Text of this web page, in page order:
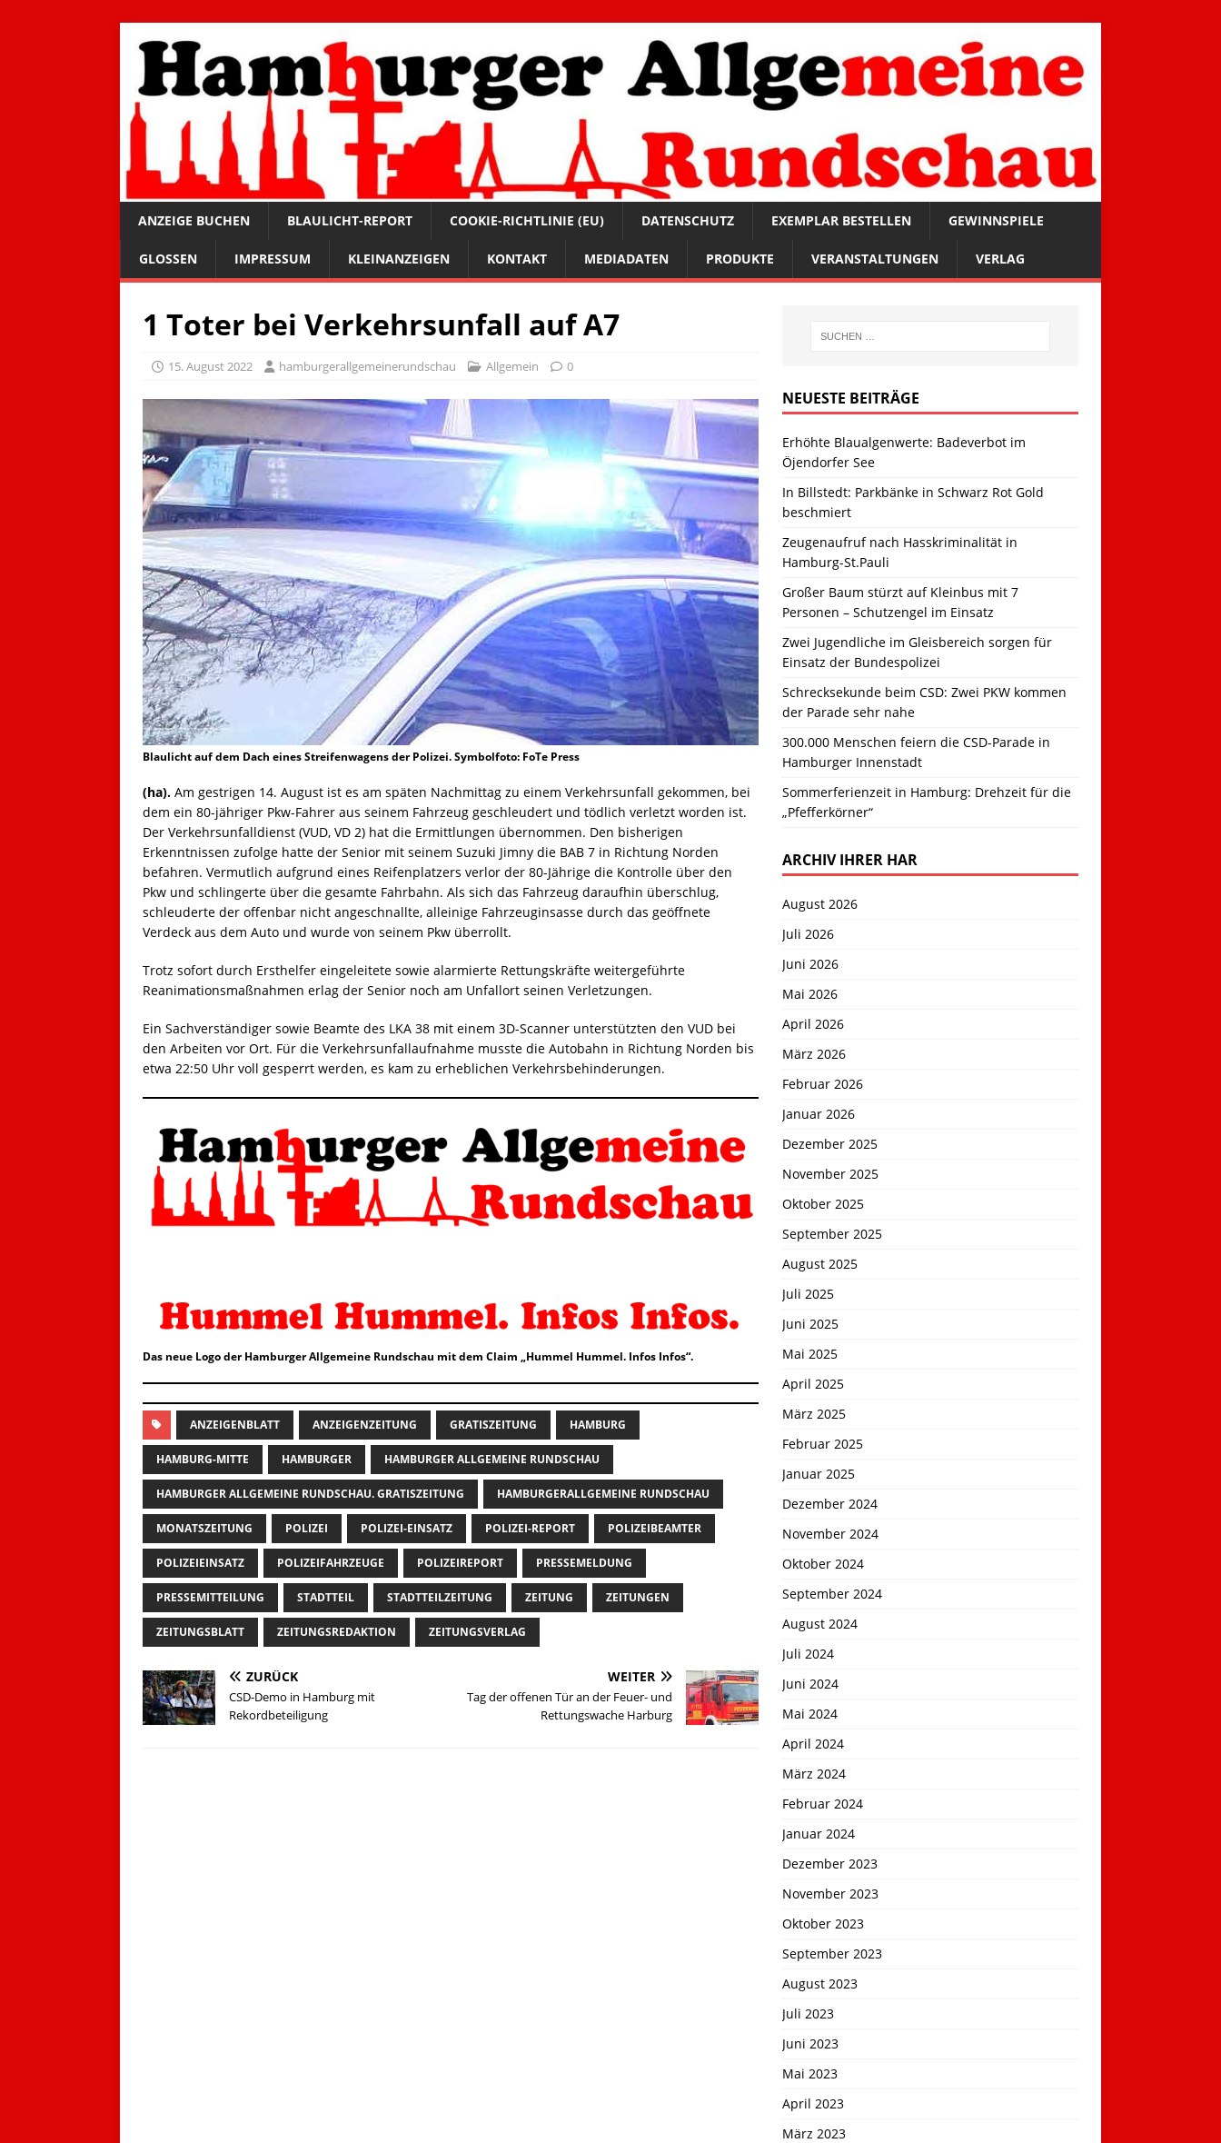
ANZEIGE BUCHEN BLAULICHT-REPORT COOKIE-RICHTLINIE (EU) DATENSCHUTZ EXEMPLAR BESTELLEN GEWINNSPIELE
GLOSSEN IMPRESSUM KLEINANZEIGEN KONTAKT MEDIADATEN PRODUKTE VERANSTALTUNGEN VERLAG
1 Toter bei Verkehrsunfall auf A7
15. August 2022 hamburgerallgemeinerundschau Allgemein 0
Blaulicht auf dem Dach eines Streifenwagens der Polizei. Symbolfoto: FoTe Press
(ha). Am gestrigen 14. August ist es am späten Nachmittag zu einem Verkehrsunfall gekommen, bei
dem ein 80-jähriger Pkw-Fahrer aus seinem Fahrzeug geschleudert und tödlich verletzt worden ist.
Der Verkehrsunfalldienst (VUD, VD 2) hat die Ermittlungen übernommen. Den bisherigen
Erkenntnissen zufolge hatte der Senior mit seinem Suzuki Jimny die BAB 7 in Richtung Norden
befahren. Vermutlich aufgrund eines Reifenplatzers verlor der 80-Jährige die Kontrolle über den
Pkw und schlingerte über die gesamte Fahrbahn. Als sich das Fahrzeug daraufhin überschlug,
schleuderte der offenbar nicht angeschnallte, alleinige Fahrzeuginsasse durch das geöffnete
Verdeck aus dem Auto und wurde von seinem Pkw überrollt.
Trotz sofort durch Ersthelfer eingeleitete sowie alarmierte Rettungskräfte weitergeführte
Reanimationsmaßnahmen erlag der Senior noch am Unfallort seinen Verletzungen.
Ein Sachverständiger sowie Beamte des LKA 38 mit einem 3D-Scanner unterstützten den VUD bei
den Arbeiten vor Ort. Für die Verkehrsunfallaufnahme musste die Autobahn in Richtung Norden bis
etwa 22:50 Uhr voll gesperrt werden, es kam zu erheblichen Verkehrsbehinderungen.
Das neue Logo der Hamburger Allgemeine Rundschau mit dem Claim „Hummel Hummel. Infos Infos“.
ANZEIGENBLATT ANZEIGENZEITUNG GRATISZEITUNG HAMBURG
HAMBURG-MITTE HAMBURGER HAMBURGER ALLGEMEINE RUNDSCHAU
HAMBURGER ALLGEMEINE RUNDSCHAU. GRATISZEITUNG HAMBURGERALLGEMEINE RUNDSCHAU
MONATSZEITUNG POLIZEI POLIZEI-EINSATZ POLIZEI-REPORT POLIZEIBEAMTER
POLIZEIEINSATZ POLIZEIFAHRZEUGE POLIZEIREPORT PRESSEMELDUNG
PRESSEMITTEILUNG STADTTEIL STADTTEILZEITUNG ZEITUNG ZEITUNGEN
ZEITUNGSBLATT ZEITUNGSREDAKTION ZEITUNGSVERLAG
ZURÜCK
CSD-Demo in Hamburg mit
Rekordbeteiligung
WEITER
Tag der offenen Tür an der Feuer- und
Rettungswache Harburg
NEUESTE BEITRÄGE
Erhöhte Blaualgenwerte: Badeverbot im
Öjendorfer See
In Billstedt: Parkbänke in Schwarz Rot Gold
beschmiert
Zeugenaufruf nach Hasskriminalität in
Hamburg-St.Pauli
Großer Baum stürzt auf Kleinbus mit 7
Personen – Schutzengel im Einsatz
Zwei Jugendliche im Gleisbereich sorgen für
Einsatz der Bundespolizei
Schrecksekunde beim CSD: Zwei PKW kommen
der Parade sehr nahe
300.000 Menschen feiern die CSD-Parade in
Hamburger Innenstadt
Sommerferienzeit in Hamburg: Drehzeit für die
„Pfefferkörner“
ARCHIV IHRER HAR
August 2026
Juli 2026
Juni 2026
Mai 2026
April 2026
März 2026
Februar 2026
Januar 2026
Dezember 2025
November 2025
Oktober 2025
September 2025
August 2025
Juli 2025
Juni 2025
Mai 2025
April 2025
März 2025
Februar 2025
Januar 2025
Dezember 2024
November 2024
Oktober 2024
September 2024
August 2024
Juli 2024
Juni 2024
Mai 2024
April 2024
März 2024
Februar 2024
Januar 2024
Dezember 2023
November 2023
Oktober 2023
September 2023
August 2023
Juli 2023
Juni 2023
Mai 2023
April 2023
März 2023